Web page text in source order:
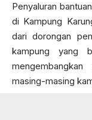
Penyaluran
di Kampung
dari dorongan
kampung yang
masing-masing